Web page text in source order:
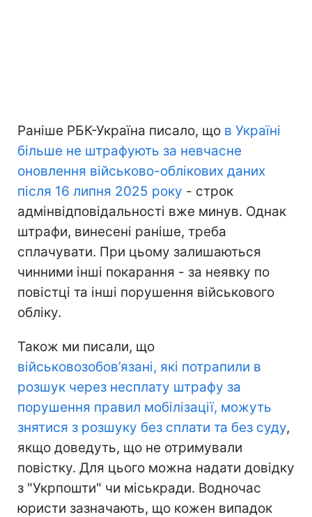
Раніше РБК-Україна писало, що в Україні
більше не штрафують за невчасне
оновлення військово-облікових даних
після 16 липня 2025 року - строк
адмінвідповідальності вже минув. Однак
штрафи, винесені раніше, треба
сплачувати. При цьому залишаються
чинними інші покарання - за неявку по
повістці та інші порушення військового
обліку.
Також ми писали, що
військовозобов’язані, які потрапили в
розшук через несплату штрафу за
порушення правил мобілізації, можуть
знятися з розшуку без сплати та без суду,
якщо доведуть, що не отримували
повістку. Для цього можна надати довідку
з "Укрпошти" чи міськради. Водночас
юристи зазначають, що кожен випадок